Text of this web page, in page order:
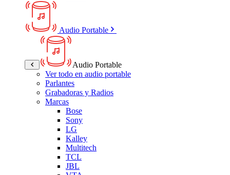
Audio Portable
Audio Portable
Ver todo en audio portable
Parlantes
Grabadoras y Radios
Marcas
Bose
Sony
LG
Kalley
Multitech
TCL
JBL